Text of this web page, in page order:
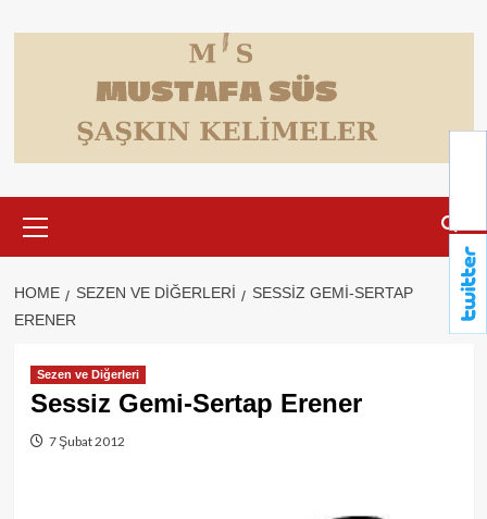
to
Menu
HOME SEZEN VE DIĞERLERI
SESSIZ GEMI-SERTAP
ERENER
Sezen ve Diğerleri
Sessiz Gemi-Sertap Erener
7 Şubat 2012